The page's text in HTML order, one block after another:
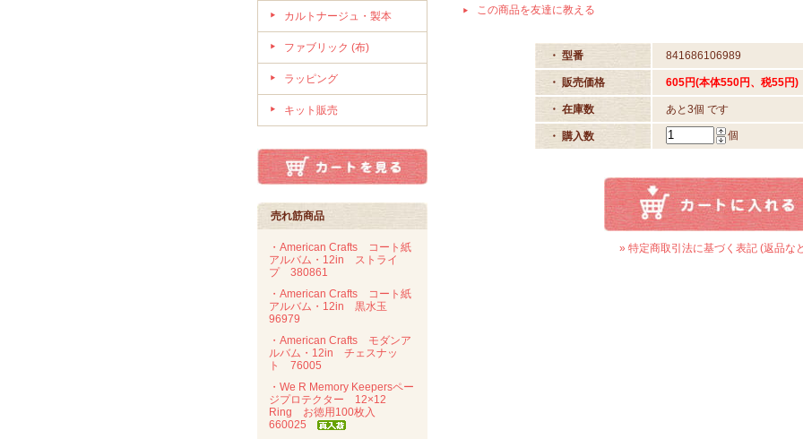
カルトナージュ・製本
ファブリック (布)
ラッピング
キット販売
売れ筋商品
・American Crafts コート紙
アルバム・12in ストライ
プ 380861
・American Crafts コート紙
アルバム・12in 黒水玉
96979
・American Crafts モダンア
ルバム・12in チェスナッ
ト 76005
・We R Memory Keepersペー
ジプロテクター 12×12
Ring お徳用100枚入
660025
この商品を友達に教える
・ 型番 841686106989
・ 販売価格 605円(本体550円、税55円)
・ 在庫数 あと3個 です
・ 購入数 個
» 特定商取引法に基づく表記 (返品な